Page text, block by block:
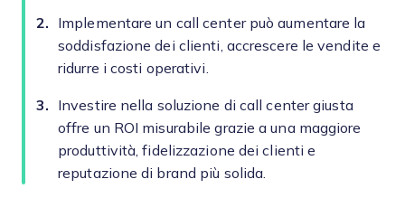
Implementare un call center può aumentare la
soddisfazione dei clienti, accrescere le vendite e
ridurre i costi operativi.
Investire nella soluzione di call center giusta
offre un ROI misurabile grazie a una maggiore
produttività, fidelizzazione dei clienti e
reputazione di brand più solida.